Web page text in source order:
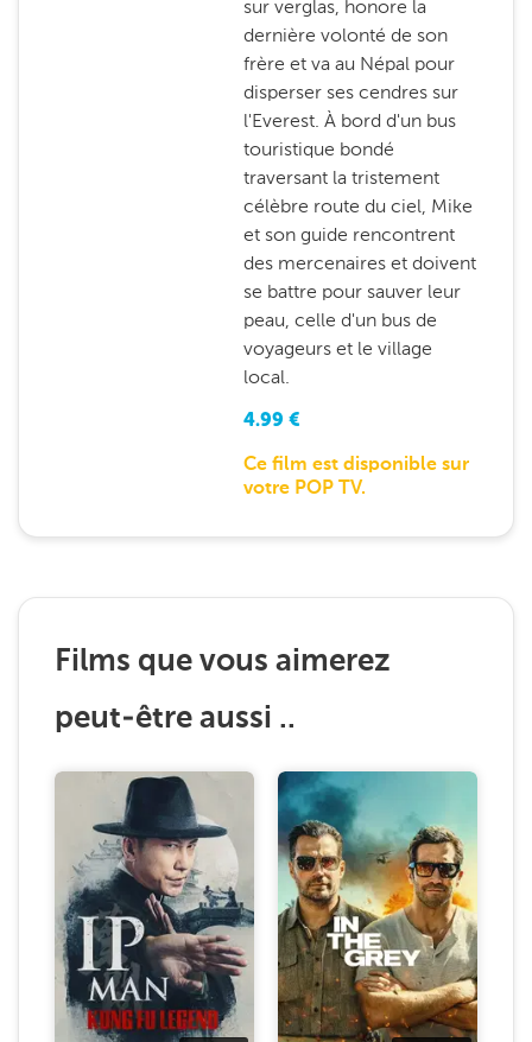
sur verglas, honore la
dernière volonté de son
frère et va au Népal pour
disperser ses cendres sur
l'Everest. À bord d'un bus
touristique bondé
traversant la tristement
célèbre route du ciel, Mike
et son guide rencontrent
des mercenaires et doivent
se battre pour sauver leur
peau, celle d'un bus de
voyageurs et le village
local.
4.99 €
Ce film est disponible sur
votre POP TV.
Films que vous aimerez
peut-être aussi ..